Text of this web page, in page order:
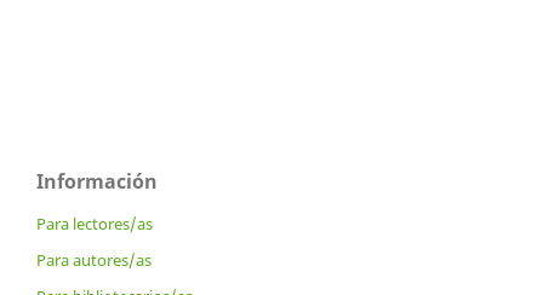
Información
Para lectores/as
Para autores/as